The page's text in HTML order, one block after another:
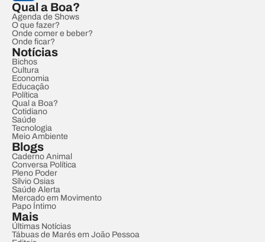
Qual a Boa?
Agenda de Shows
O que fazer?
Onde comer e beber?
Onde ficar?
Notícias
Bichos
Cultura
Economia
Educação
Política
Qual a Boa?
Cotidiano
Saúde
Tecnologia
Meio Ambiente
Blogs
Caderno Animal
Conversa Política
Pleno Poder
Sílvio Osias
Saúde Alerta
Mercado em Movimento
Papo Íntimo
Mais
Últimas Notícias
Tábuas de Marés em João Pessoa